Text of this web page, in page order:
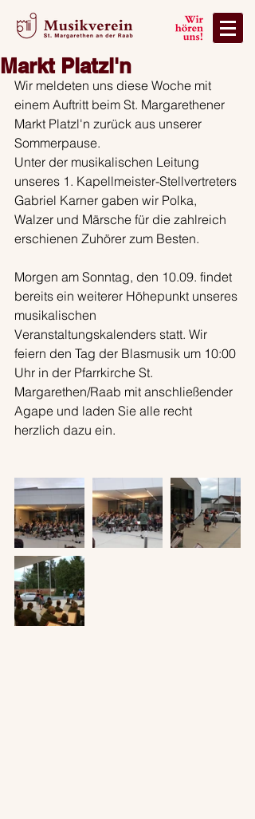
Markt Platzl'n
Wir meldeten uns diese Woche mit
einem Auftritt beim St. Margarethener
Markt Platzl'n zurück aus unserer
Sommerpause.
Unter der musikalischen Leitung
unseres 1. Kapellmeister-Stellvertreters
Gabriel Karner gaben wir Polka,
Walzer und Märsche für die zahlreich
erschienen Zuhörer zum Besten.
Morgen am Sonntag, den 10.09. findet
bereits ein weiterer Höhepunkt unseres
musikalischen
Veranstaltungskalenders statt. Wir
feiern den Tag der Blasmusik um 10:00
Uhr in der Pfarrkirche St.
Margarethen/Raab mit anschließender
Agape und laden Sie alle recht
herzlich dazu ein.